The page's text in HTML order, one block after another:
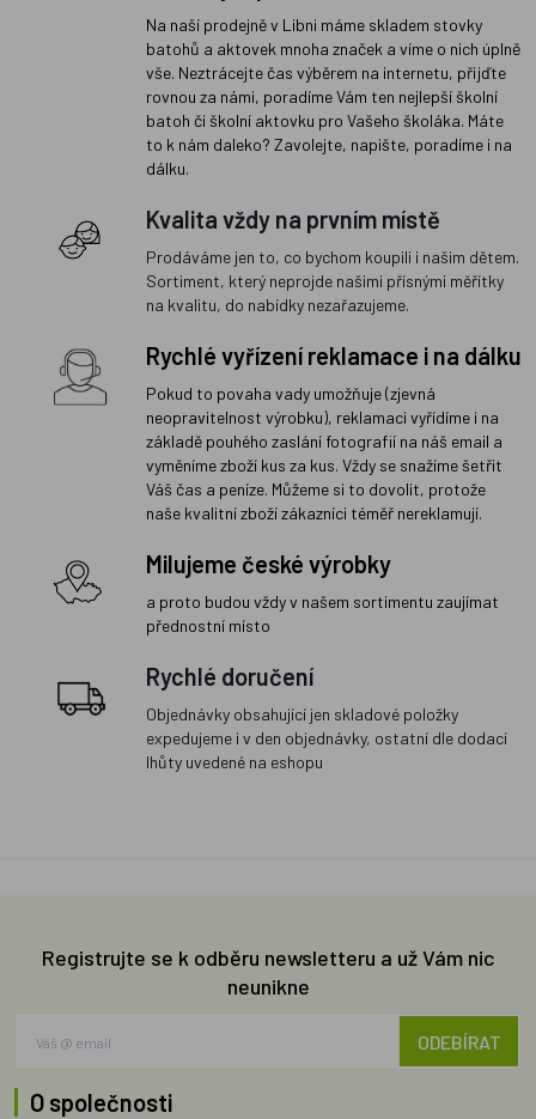
Na naší prodejně v Libni máme skladem stovky
batohů a aktovek mnoha značek a víme o nich úplně
vše. Neztrácejte čas výběrem na internetu, přijďte
rovnou za námi, poradíme Vám ten nejlepší školní
batoh či školní aktovku pro Vašeho školáka. Máte
to k nám daleko? Zavolejte, napište, poradíme i na
dálku.
Kvalita vždy na prvním místě
Prodáváme jen to, co bychom koupili i našim dětem.
Sortiment, který neprojde našimi přísnými měřítky
na kvalitu, do nabídky nezařazujeme.
Rychlé vyřízení reklamace i na dálku
Pokud to povaha vady umožňuje (zjevná
neopravitelnost výrobku), reklamaci vyřídíme i na
základě pouhého zaslání fotografií na náš email a
vyměníme zboží kus za kus. Vždy se snažíme šetřit
Váš čas a peníze. Můžeme si to dovolit, protože
naše kvalitní zboží zákazníci téměř nereklamují.
Milujeme české výrobky
a proto budou vždy v našem sortimentu zaujímat
přednostní místo
Rychlé doručení
Objednávky obsahující jen skladové položky
expedujeme i v den objednávky, ostatní dle dodací
lhůty uvedené na eshopu
Registrujte se k odběru newsletteru a už Vám nic
neunikne
ODEBÍRAT
O společnosti